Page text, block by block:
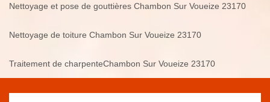
Nettoyage et pose de gouttières Chambon Sur Voueize 23170
Nettoyage de toiture Chambon Sur Voueize 23170
Traitement de charpenteChambon Sur Voueize 23170